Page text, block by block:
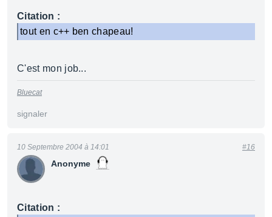
Citation :
tout en c++ ben chapeau!
C'est mon job...
Bluecat
signaler
Anonyme
10 Septembre 2004 à 14:01 #16
Citation :